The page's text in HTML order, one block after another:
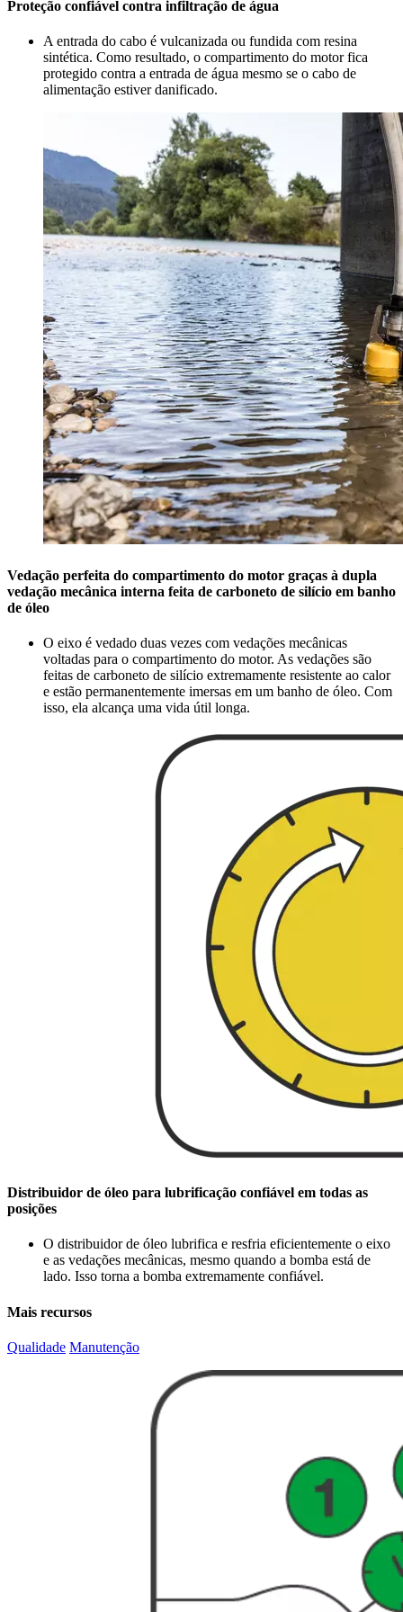
Proteção confiável contra infiltração de água
A entrada do cabo é vulcanizada ou fundida com resina
sintética. Como resultado, o compartimento do motor fica
protegido contra a entrada de água mesmo se o cabo de
alimentação estiver danificado.
Vedação perfeita do compartimento do motor graças à dupla
vedação mecânica interna feita de carboneto de silício em banho
de óleo
O eixo é vedado duas vezes com vedações mecânicas
voltadas para o compartimento do motor. As vedações são
feitas de carboneto de silício extremamente resistente ao calor
e estão permanentemente imersas em um banho de óleo. Com
isso, ela alcança uma vida útil longa.
Distribuidor de óleo para lubrificação confiável em todas as
posições
O distribuidor de óleo lubrifica e resfria eficientemente o eixo
e as vedações mecânicas, mesmo quando a bomba está de
lado. Isso torna a bomba extremamente confiável.
Mais recursos
Qualidade Manutenção